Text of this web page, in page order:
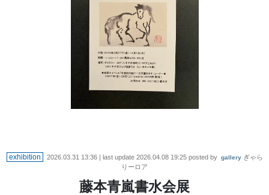
exhibition 2026.03.31 13:36| last update 2026.04.08 19:25posted by gallery ぎゃら
りーロア
藤本青嵐書水会展